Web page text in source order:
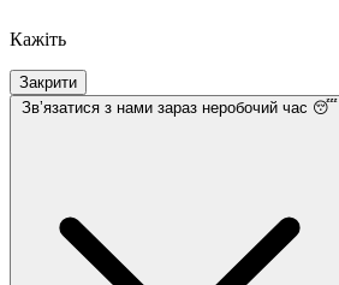
Кажіть
Закрити
Звʼязатися з нами зараз неробочий час 😴